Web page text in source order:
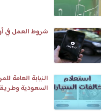
شروط العمل في
النيابة العامة
السعودية